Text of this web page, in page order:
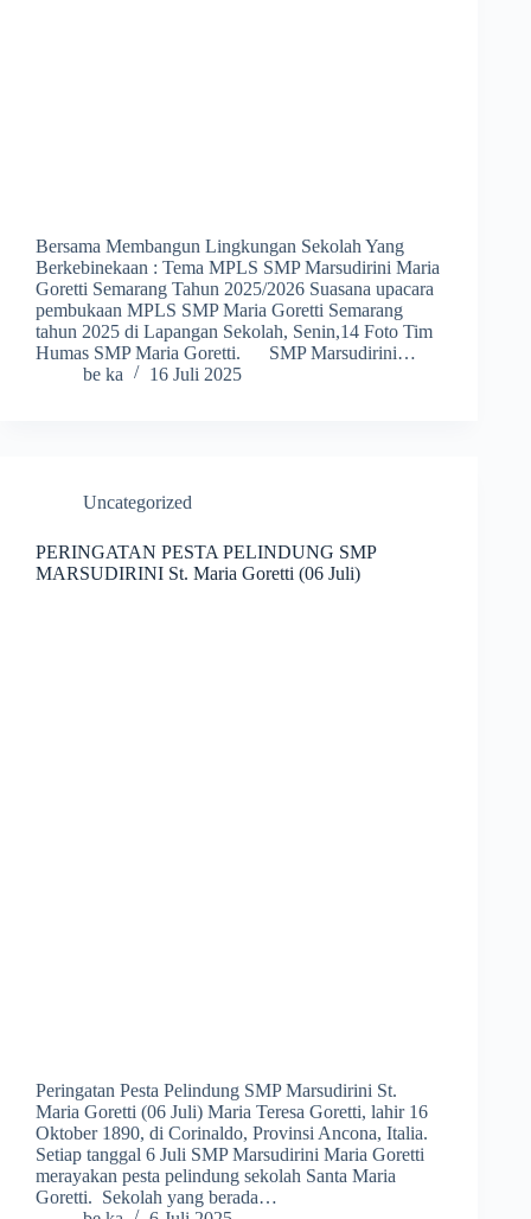
Bersama Membangun Lingkungan Sekolah Yang
Berkebinekaan : Tema MPLS SMP Marsudirini Maria
Goretti Semarang Tahun 2025/2026 Suasana upacara
pembukaan MPLS SMP Maria Goretti Semarang
tahun 2025 di Lapangan Sekolah, Senin,14 Foto Tim
Humas SMP Maria Goretti. SMP Marsudirini…
be ka
16 Juli 2025
Uncategorized
PERINGATAN PESTA PELINDUNG SMP
MARSUDIRINI St. Maria Goretti (06 Juli)
Peringatan Pesta Pelindung SMP Marsudirini St.
Maria Goretti (06 Juli) Maria Teresa Goretti, lahir 16
Oktober 1890, di Corinaldo, Provinsi Ancona, Italia.
Setiap tanggal 6 Juli SMP Marsudirini Maria Goretti
merayakan pesta pelindung sekolah Santa Maria
Goretti. Sekolah yang berada…